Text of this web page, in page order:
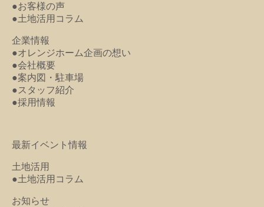
●お客様の声
●土地活用コラム
企業情報
●オレンジホーム企画の想い
●会社概要
●案内図・駐車場
●スタッフ紹介
●採用情報
最新イベント情報
土地活用
●土地活用コラム
お知らせ